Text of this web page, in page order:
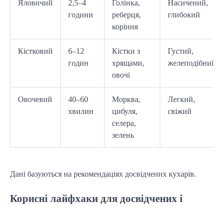
Яловичий
2,5–4
години
Голінка,
реберця,
коріння
Насичений,
глибокий
Кістковий
6–12
годин
Кістки з
хрящами,
овочі
Густий,
желеподібний
Овочевий
40–60
хвилин
Морква,
цибуля,
селера,
зелень
Легкий,
свіжий
Дані базуються на рекомендаціях досвідчених кухарів.
Корисні лайфхаки для досвідчених і